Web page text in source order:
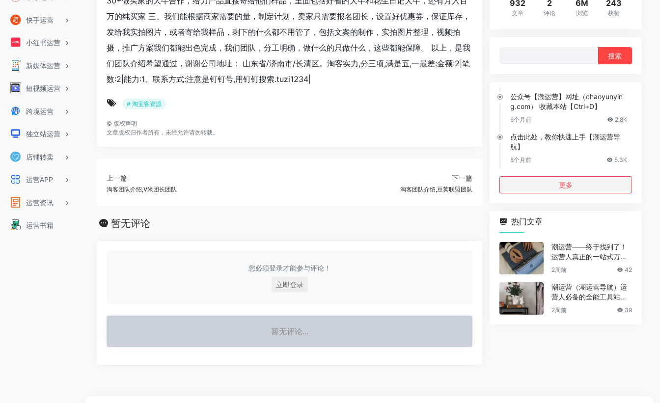
快手运营
小红书运营
新媒体运营
短视频运营
跨境运营
独立站运营
店铺转卖
运营APP
运营资讯
运营书籍
万的纯买家 三、我们能根据商家需要的量，制定计划，卖家只需要报名团长，设置好优惠券，保证库存，
发给我实拍图片，或者寄给我样品，剩下的什么都不用管了，包括文案的制作，实拍图片整理，视频拍
摄，推广方案我们都能出色完成，我们团队，分工明确，做什么的只做什么，这些都能保障。 以上，是我
们团队介绍希望通过，谢谢公司地址： 山东省/济南市/长清区。淘客实力,分三项,满是五,一最差:金额:2|笔
数:2|能力:1。联系方式:注意是钉钉号,用钉钉搜索.tuzi1234|
# 淘宝客资源
© 版权声明
文章版权归作者所有，未经允许请勿转载。
上一篇
淘客团队介绍,V米团长团队
下一篇
淘客团队介绍,豆荚联盟团队
暂无评论
您必须登录才能参与评论！
立即登录
暂无评论...
932
文章
2
评论
6M
浏览
243
获赞
公众号【潮运营】网址（chaoyunyin
g.com） 收藏本站【Ctrl+D】
6个月前 2.8K
点击此处，教你快速上手【潮运营导
航】
8个月前 5.3K
更多
热门文章
潮运营——终于找到了！
运营人真正的一站式万能
资源导航（免费、无广
2周前 42
潮运营（潮运营导航）运
营人必备的全能工具站｜
完整功能详解
2周前 39